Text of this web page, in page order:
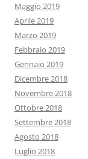
Maggio 2019
Aprile 2019
Marzo 2019
Febbraio 2019
Gennaio 2019
Dicembre 2018
Novembre 2018
Ottobre 2018
Settembre 2018
Agosto 2018
Luglio 2018